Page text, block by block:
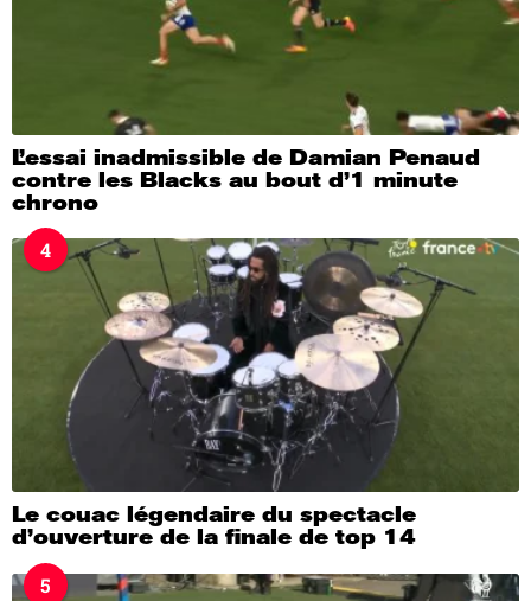
L’essai inadmissible de Damian Penaud
contre les Blacks au bout d’1 minute
chrono
4
Le couac légendaire du spectacle
d’ouverture de la finale de top 14
5